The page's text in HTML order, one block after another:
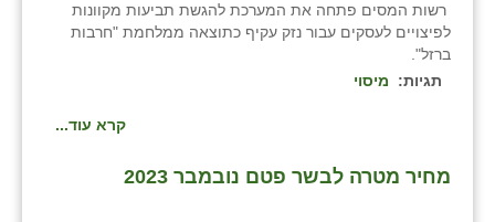
רשות המסים פתחה את המערכת להגשת תביעות מקוונות
לפיצויים לעסקים עבור נזק עקיף כתוצאה ממלחמת "חרבות
ברזל".
תגיות:
מיסוי
קרא עוד...
מחיר מטרה לבשר פטם נובמבר 2023